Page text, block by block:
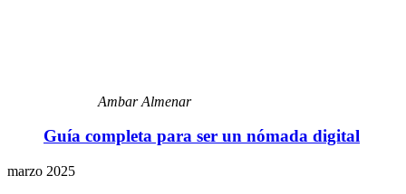
Ambar Almenar
Guía completa para ser un nómada digital
marzo 2025